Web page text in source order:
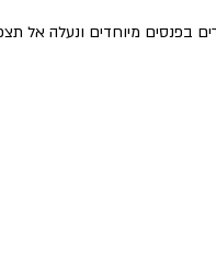
בפנסים מיוחדים ונעלה אל